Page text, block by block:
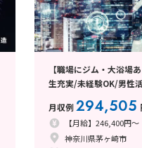
【職場にジム・大浴場
生充実/未経験OK/男性
月収例294,505
【月給】246,400円～
神奈川県茅ヶ崎市